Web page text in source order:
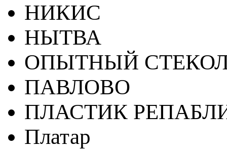
НИКИС
НЫТВА
ОПЫТНЫЙ
ПАВЛОВО
ПЛАСТИК
Платар